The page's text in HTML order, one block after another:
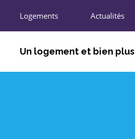
Logements Actualités
Un logement et bien plus